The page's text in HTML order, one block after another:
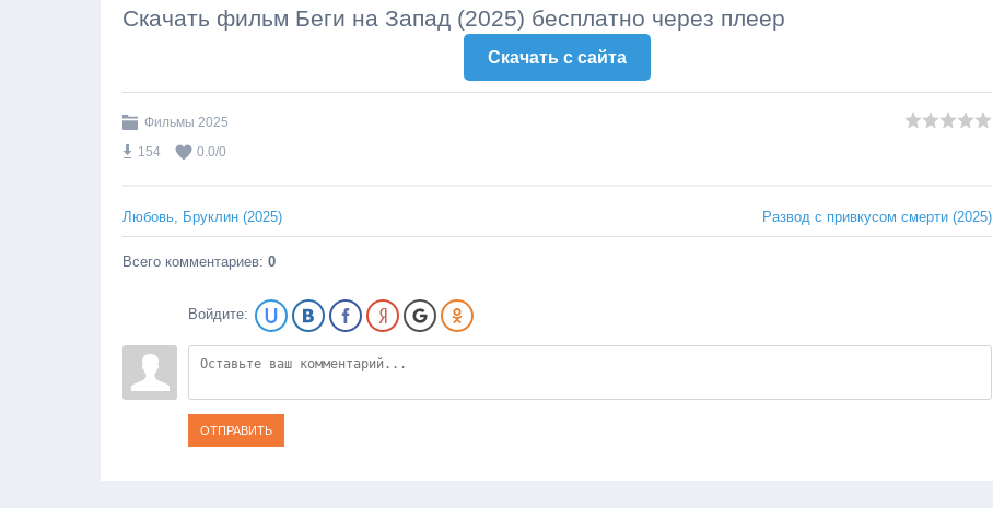
Скачать фильм Беги на Запад (2025) бесплатно через плеер
Скачать c сайта
Фильмы 2025
154
0.0/0
Любовь, Бруклин (2025) Развод с привкусом смерти (2025)
Всего комментариев: 0
Войдите:
ОТПРАВИТЬ